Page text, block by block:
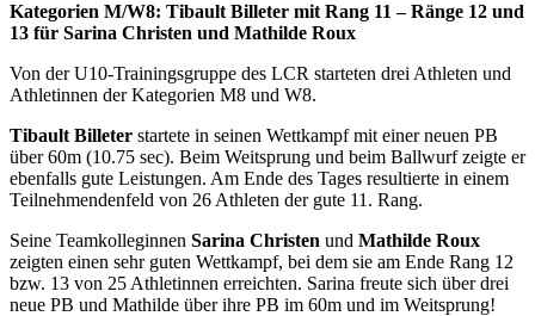
Kategorien M/W8: Tibault Billeter mit Rang 11 – Ränge 12 und
13 für Sarina Christen und Mathilde Roux
Von der U10-Trainingsgruppe des LCR starteten drei Athleten und
Athletinnen der Kategorien M8 und W8.
Tibault Billeter startete in seinen Wettkampf mit einer neuen PB
über 60m (10.75 sec). Beim Weitsprung und beim Ballwurf zeigte er
ebenfalls gute Leistungen. Am Ende des Tages resultierte in einem
Teilnehmendenfeld von 26 Athleten der gute 11. Rang.
Seine Teamkolleginnen Sarina Christen und Mathilde Roux
zeigten einen sehr guten Wettkampf, bei dem sie am Ende Rang 12
bzw. 13 von 25 Athletinnen erreichten. Sarina freute sich über drei
neue PB und Mathilde über ihre PB im 60m und im Weitsprung!